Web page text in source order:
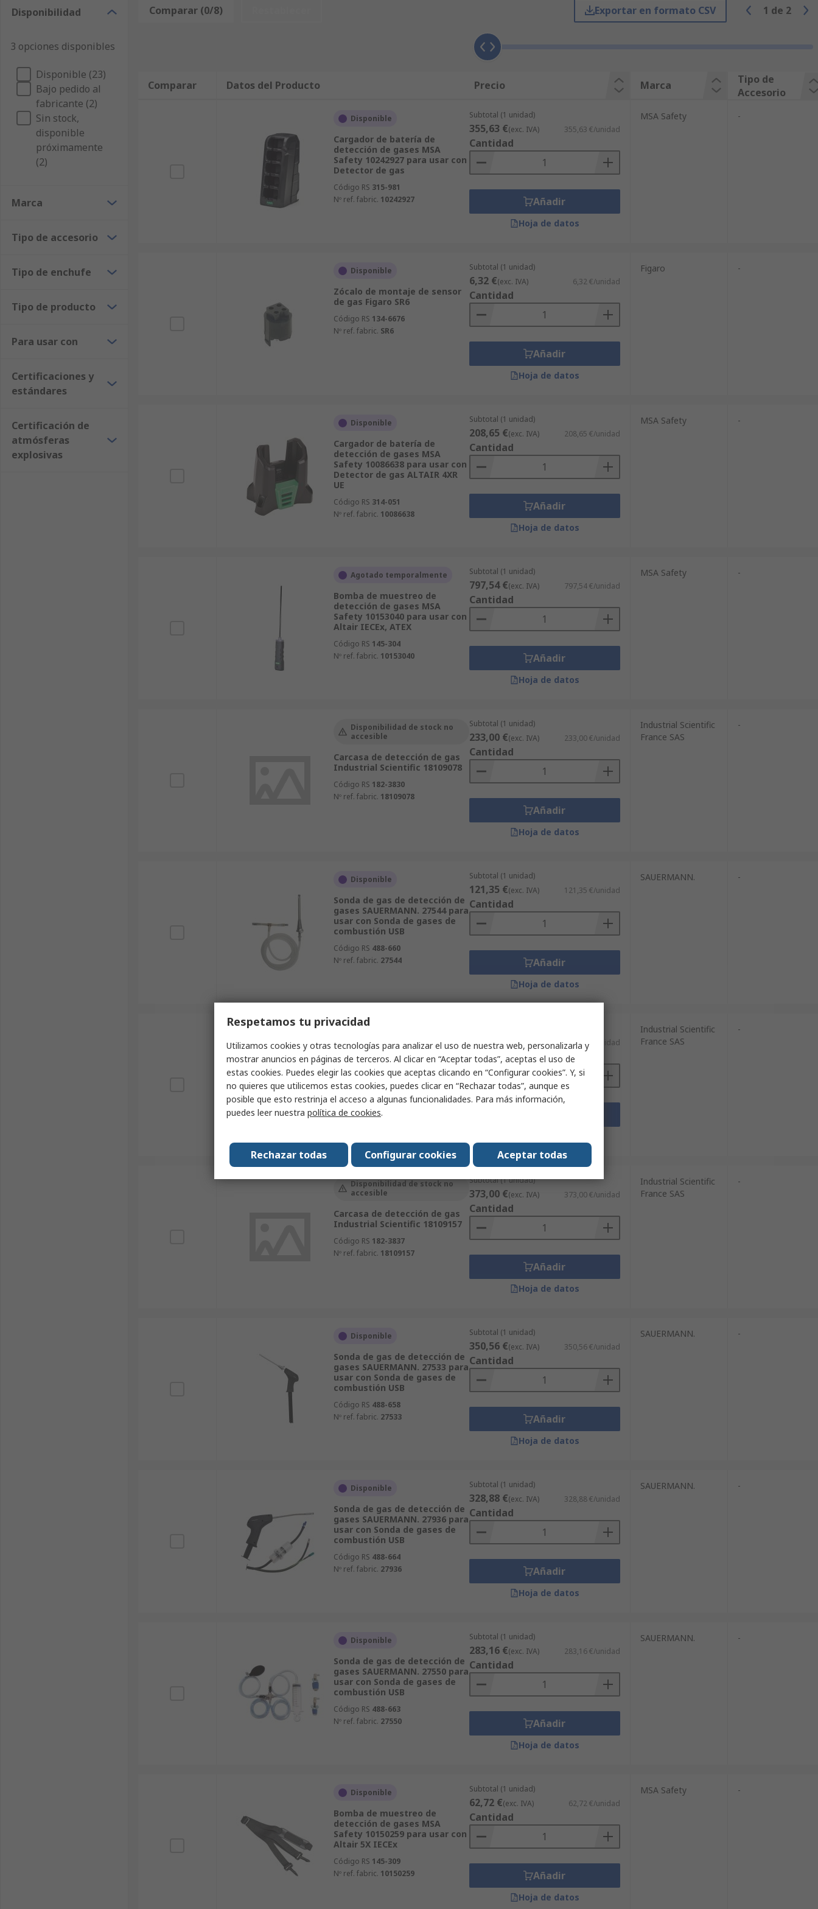
Se producen muchos tipos de accesorios para detección de gas para una variedad de dispositivos de detección de gas. Algunos ejemplos de accesorios
incluyen cargadores de batería, fundas, correas, módulos de sensores y cables USB. Los accesorios como los cargadores se suelen diseñar para
dispositivos específicos. Al elegir los accesorios para detección de gas, se debe asegurar de que el producto sea compatible con el dispositivo con el que
se va a utilizar.
Disponibilidad
3 opciones disponibles
Disponible (23)
Bajo pedido al
fabricante (2)
Sin stock,
disponible
próximamente
(2)
Marca
Tipo de accesorio
Tipo de enchufe
Tipo de producto
Para usar con
Certificaciones y
estándares
Certificación de
atmósferas
explosivas
Comparar (0/8) Exportar en formato CSV 1 de 2
Comparar Datos del Producto Precio Marca
Tipo de
Accesorio
Disponible
Cargador de batería de
detección de gases MSA
Safety 10242927 para usar con
Detector de gas
Código RS 315-981
Nº ref. fabric. 10242927
Subtotal (1 unidad)
355,63 €(exc. IVA) 355,63 €/unidad
Cantidad
Añadir
Hoja de datos
MSA Safety -
Disponible
Zócalo de montaje de sensor
de gas Figaro SR6
Código RS 134-6676
Nº ref. fabric. SR6
Subtotal (1 unidad)
6,32 €(exc. IVA) 6,32 €/unidad
Cantidad
Añadir
Hoja de datos
Figaro -
Disponible
Cargador de batería de
detección de gases MSA
Safety 10086638 para usar con
Detector de gas ALTAIR 4XR
UE
Código RS 314-051
Nº ref. fabric. 10086638
Subtotal (1 unidad)
208,65 €(exc. IVA) 208,65 €/unidad
Cantidad
Añadir
Hoja de datos
MSA Safety -
Agotado temporalmente
Bomba de muestreo de
detección de gases MSA
Safety 10153040 para usar con
Altair IECEx, ATEX
Código RS 145-304
Nº ref. fabric. 10153040
Subtotal (1 unidad)
797,54 €(exc. IVA) 797,54 €/unidad
Cantidad
Añadir
Hoja de datos
MSA Safety -
Disponibilidad de stock no
accesible
Carcasa de detección de gas
Industrial Scientific 18109078
Código RS 182-3830
Nº ref. fabric. 18109078
Subtotal (1 unidad)
233,00 €(exc. IVA) 233,00 €/unidad
Cantidad
Añadir
Hoja de datos
Industrial Scientific
France SAS
-
Disponible
Sonda de gas de detección de
gases SAUERMANN. 27544 para
usar con Sonda de gases de
combustión USB
Código RS 488-660
Nº ref. fabric. 27544
Subtotal (1 unidad)
121,35 €(exc. IVA) 121,35 €/unidad
Cantidad
Añadir
Hoja de datos
SAUERMANN. -
accesible
Carcasa de detección de gas
Industrial Scientific 18102163
Código RS 182-3831
Nº ref. fabric.18102163
114,00 €(exc. IVA) 114,00 €/unidad
Cantidad
Industrial Scientific
France SAS
-
Disponibilidad de stock no
accesible
Carcasa de detección de gas
Industrial Scientific 18109157
Código RS 182-3837
Nº ref. fabric. 18109157
Subtotal (1 unidad)
373,00 €(exc. IVA) 373,00 €/unidad
Cantidad
Añadir
Hoja de datos
Industrial Scientific
France SAS
-
Disponible
Sonda de gas de detección de
gases SAUERMANN. 27533 para
usar con Sonda de gases de
combustión USB
Código RS 488-658
Nº ref. fabric. 27533
Subtotal (1 unidad)
350,56 €(exc. IVA) 350,56 €/unidad
Cantidad
Añadir
Hoja de datos
SAUERMANN. -
Disponible
Sonda de gas de detección de
gases SAUERMANN. 27936 para
usar con Sonda de gases de
combustión USB
Código RS 488-664
Nº ref. fabric. 27936
Subtotal (1 unidad)
328,88 €(exc. IVA) 328,88 €/unidad
Cantidad
Añadir
Hoja de datos
SAUERMANN. -
Disponible
Sonda de gas de detección de
gases SAUERMANN. 27550 para
usar con Sonda de gases de
combustión USB
Código RS 488-663
Nº ref. fabric. 27550
Subtotal (1 unidad)
283,16 €(exc. IVA) 283,16 €/unidad
Cantidad
Añadir
Hoja de datos
SAUERMANN. -
Disponible
Bomba de muestreo de
detección de gases MSA
Safety 10150259 para usar con
Altair 5X IECEx
Código RS 145-309
Nº ref. fabric. 10150259
Subtotal (1 unidad)
62,72 €(exc. IVA) 62,72 €/unidad
Cantidad
Añadir
Hoja de datos
MSA Safety -
Respetamos tu privacidad
Utilizamos cookies y otras tecnologías para analizar el uso de nuestra web, personalizarla y
mostrar anuncios en páginas de terceros. Al clicar en “Aceptar todas”, aceptas el uso de
estas cookies. Puedes elegir las cookies que aceptas clicando en “Configurar cookies”. Y, si
no quieres que utilicemos estas cookies, puedes clicar en “Rechazar todas”, aunque es
posible que esto restrinja el acceso a algunas funcionalidades. Para más información,
puedes leer nuestra política de cookies.
Aceptar todas
Configurar cookies
Rechazar todas